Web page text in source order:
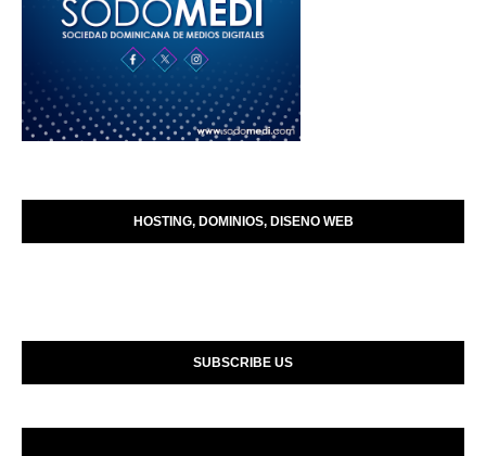
HOSTING, DOMINIOS, DISENO WEB
SUBSCRIBE US